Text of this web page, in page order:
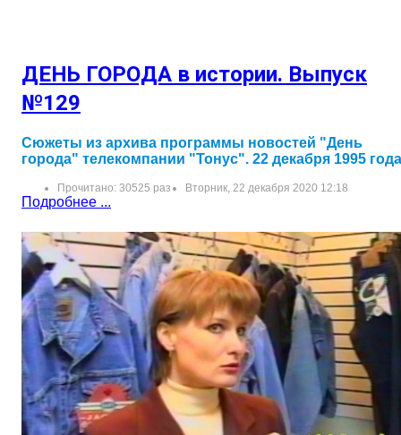
ДЕНЬ ГОРОДА в истории. Выпуск
№129
Сюжеты из архива программы новостей "День
города" телекомпании "Тонус". 22 декабря 1995 года
Прочитано: 30525 раз Вторник, 22 декабря 2020 12:18
Подробнее ...